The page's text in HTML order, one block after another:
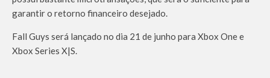
garantir o retorno financeiro desejado.
Fall Guys será lançado no dia 21 de junho para Xbox One e
Xbox Series X|S.